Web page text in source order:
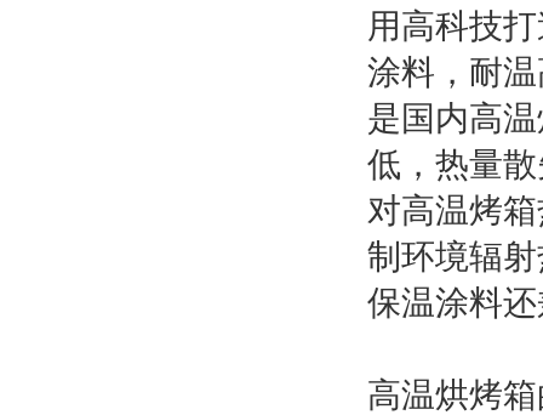
用高科技
涂料，耐
是国内高
低，热量
对高温烤
制环境辐
保温涂料
高温烘烤